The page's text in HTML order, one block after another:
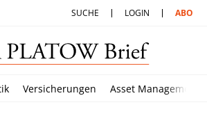
SUCHE LOGIN ABO
Versicherungen Asset Management